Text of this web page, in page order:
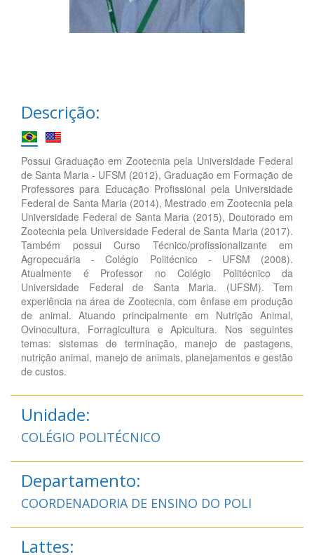
Descrição:
Possui Graduação em Zootecnia pela Universidade Federal
de Santa Maria - UFSM (2012), Graduação em Formação de
Professores para Educação Profissional pela Universidade
Federal de Santa Maria (2014), Mestrado em Zootecnia pela
Universidade Federal de Santa Maria (2015), Doutorado em
Zootecnia pela Universidade Federal de Santa Maria (2017).
Também possui Curso Técnico/profissionalizante em
Agropecuária - Colégio Politécnico - UFSM (2008).
Atualmente é Professor no Colégio Politécnico da
Universidade Federal de Santa Maria. (UFSM). Tem
experiência na área de Zootecnia, com ênfase em produção
de animal. Atuando principalmente em Nutrição Animal,
Ovinocultura, Forragicultura e Apicultura. Nos seguintes
temas: sistemas de terminação, manejo de pastagens,
nutrição animal, manejo de animais, planejamentos e gestão
de custos.
Unidade:
COLÉGIO POLITÉCNICO
Departamento:
COORDENADORIA DE ENSINO DO POLI
Lattes: